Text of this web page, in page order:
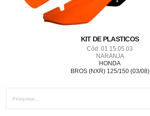
KIT DE PLASTICOS
Cód. 01.15.05.03
NARANJA
HONDA
BROS (NXR) 125/150 (03/08)